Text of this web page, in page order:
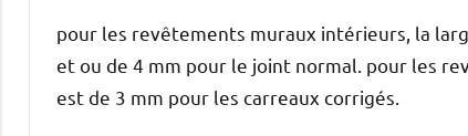
pour les revêtements muraux intérieurs, la
et ou de 4 mm pour le joint normal. pour les
est de 3 mm pour les carreaux corrigés.